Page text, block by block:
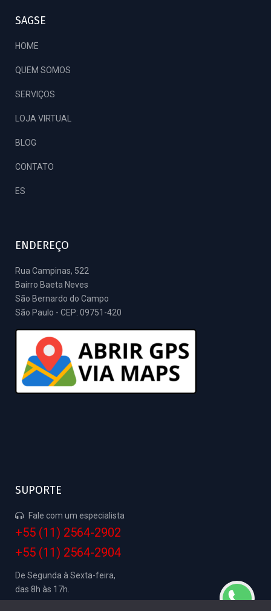
SAGSE
HOME
QUEM SOMOS
SERVIÇOS
LOJA VIRTUAL
BLOG
CONTATO
ES
ENDEREÇO
Rua Campinas, 522
Bairro Baeta Neves
São Bernardo do Campo
São Paulo - CEP: 09751-420
SUPORTE
Fale com um especialista
+55 (11) 2564-2902
+55 (11) 2564-2904
De Segunda à Sexta-feira,
das 8h às 17h.